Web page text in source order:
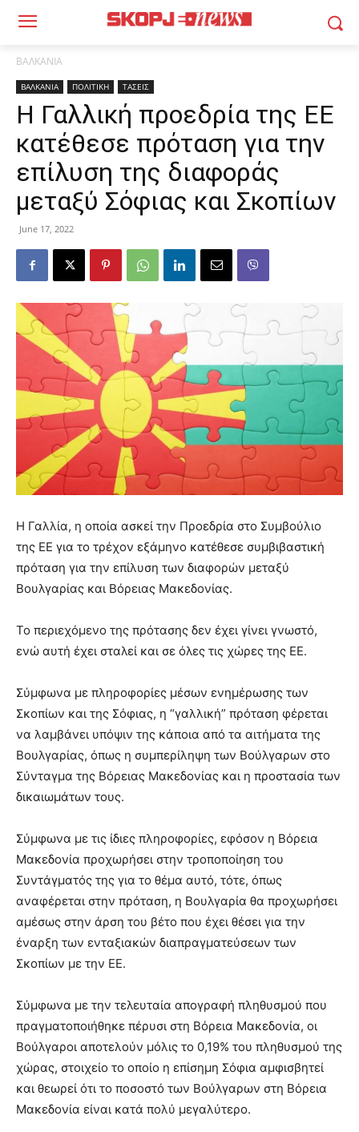
ΒΑΛΚΑΝΙΑ
ΒΑΛΚΑΝΙΑ ΠΟΛΙΤΙΚΗ ΤΑΣΕΙΣ
Η Γαλλική προεδρία της ΕΕ
κατέθεσε πρόταση για την
επίλυση της διαφοράς
μεταξύ Σόφιας και Σκοπίων
June 17, 2022
Η Γαλλία, η οποία ασκεί την Προεδρία στο Συμβούλιο
της ΕΕ για το τρέχον εξάμηνο κατέθεσε συμβιβαστική
πρόταση για την επίλυση των διαφορών μεταξύ
Βουλγαρίας και Βόρειας Μακεδονίας.
Το περιεχόμενο της πρότασης δεν έχει γίνει γνωστό,
ενώ αυτή έχει σταλεί και σε όλες τις χώρες της ΕΕ.
Σύμφωνα με πληροφορίες μέσων ενημέρωσης των
Σκοπίων και της Σόφιας, η “γαλλική” πρόταση φέρεται
να λαμβάνει υπόψιν της κάποια από τα αιτήματα της
Βουλγαρίας, όπως η συμπερίληψη των Βούλγαρων στο
Σύνταγμα της Βόρειας Μακεδονίας και η προστασία των
δικαιωμάτων τους.
Σύμφωνα με τις ίδιες πληροφορίες, εφόσον η Βόρεια
Μακεδονία προχωρήσει στην τροποποίηση του
Συντάγματός της για το θέμα αυτό, τότε, όπως
αναφέρεται στην πρόταση, η Βουλγαρία θα προχωρήσει
αμέσως στην άρση του βέτο που έχει θέσει για την
έναρξη των ενταξιακών διαπραγματεύσεων των
Σκοπίων με την ΕΕ.
Σύμφωνα με την τελευταία απογραφή πληθυσμού που
πραγματοποιήθηκε πέρυσι στη Βόρεια Μακεδονία, οι
Βούλγαροι αποτελούν μόλις το 0,19% του πληθυσμού της
χώρας, στοιχείο το οποίο η επίσημη Σόφια αμφισβητεί
και θεωρεί ότι το ποσοστό των Βούλγαρων στη Βόρεια
Μακεδονία είναι κατά πολύ μεγαλύτερο.